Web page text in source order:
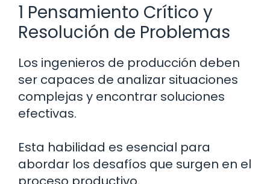
1 Pensamiento Crítico y
Resolución de Problemas
Los ingenieros de producción deben
ser capaces de analizar situaciones
complejas y encontrar soluciones
efectivas.
Esta habilidad es esencial para
abordar los desafíos que surgen en el